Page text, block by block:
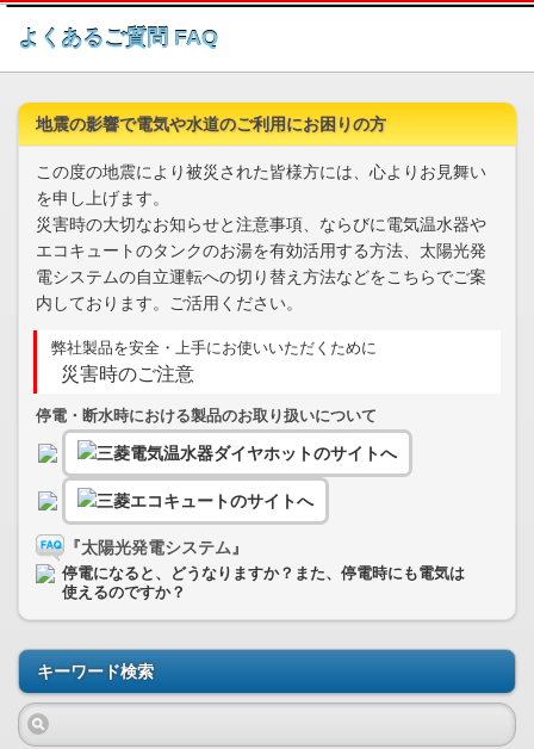
このページの本文へ
よくあるご質問 FAQ
地震の影響で電気や水道のご利用にお困りの方
この度の地震により被災された皆様方には、心よりお見舞い
を申し上げます。
災害時の大切なお知らせと注意事項、ならびに電気温水器や
エコキュートのタンクのお湯を有効活用する方法、太陽光発
電システムの自立運転への切り替え方法などをこちらでご案
内しております。ご活用ください。
弊社製品を安全・上手にお使いいただくために
災害時のご注意
停電・断水時における製品のお取り扱いについて
『太陽光発電システム』
停電になると、どうなりますか？また、停電時にも電気は
使えるのですか？
キーワード検索